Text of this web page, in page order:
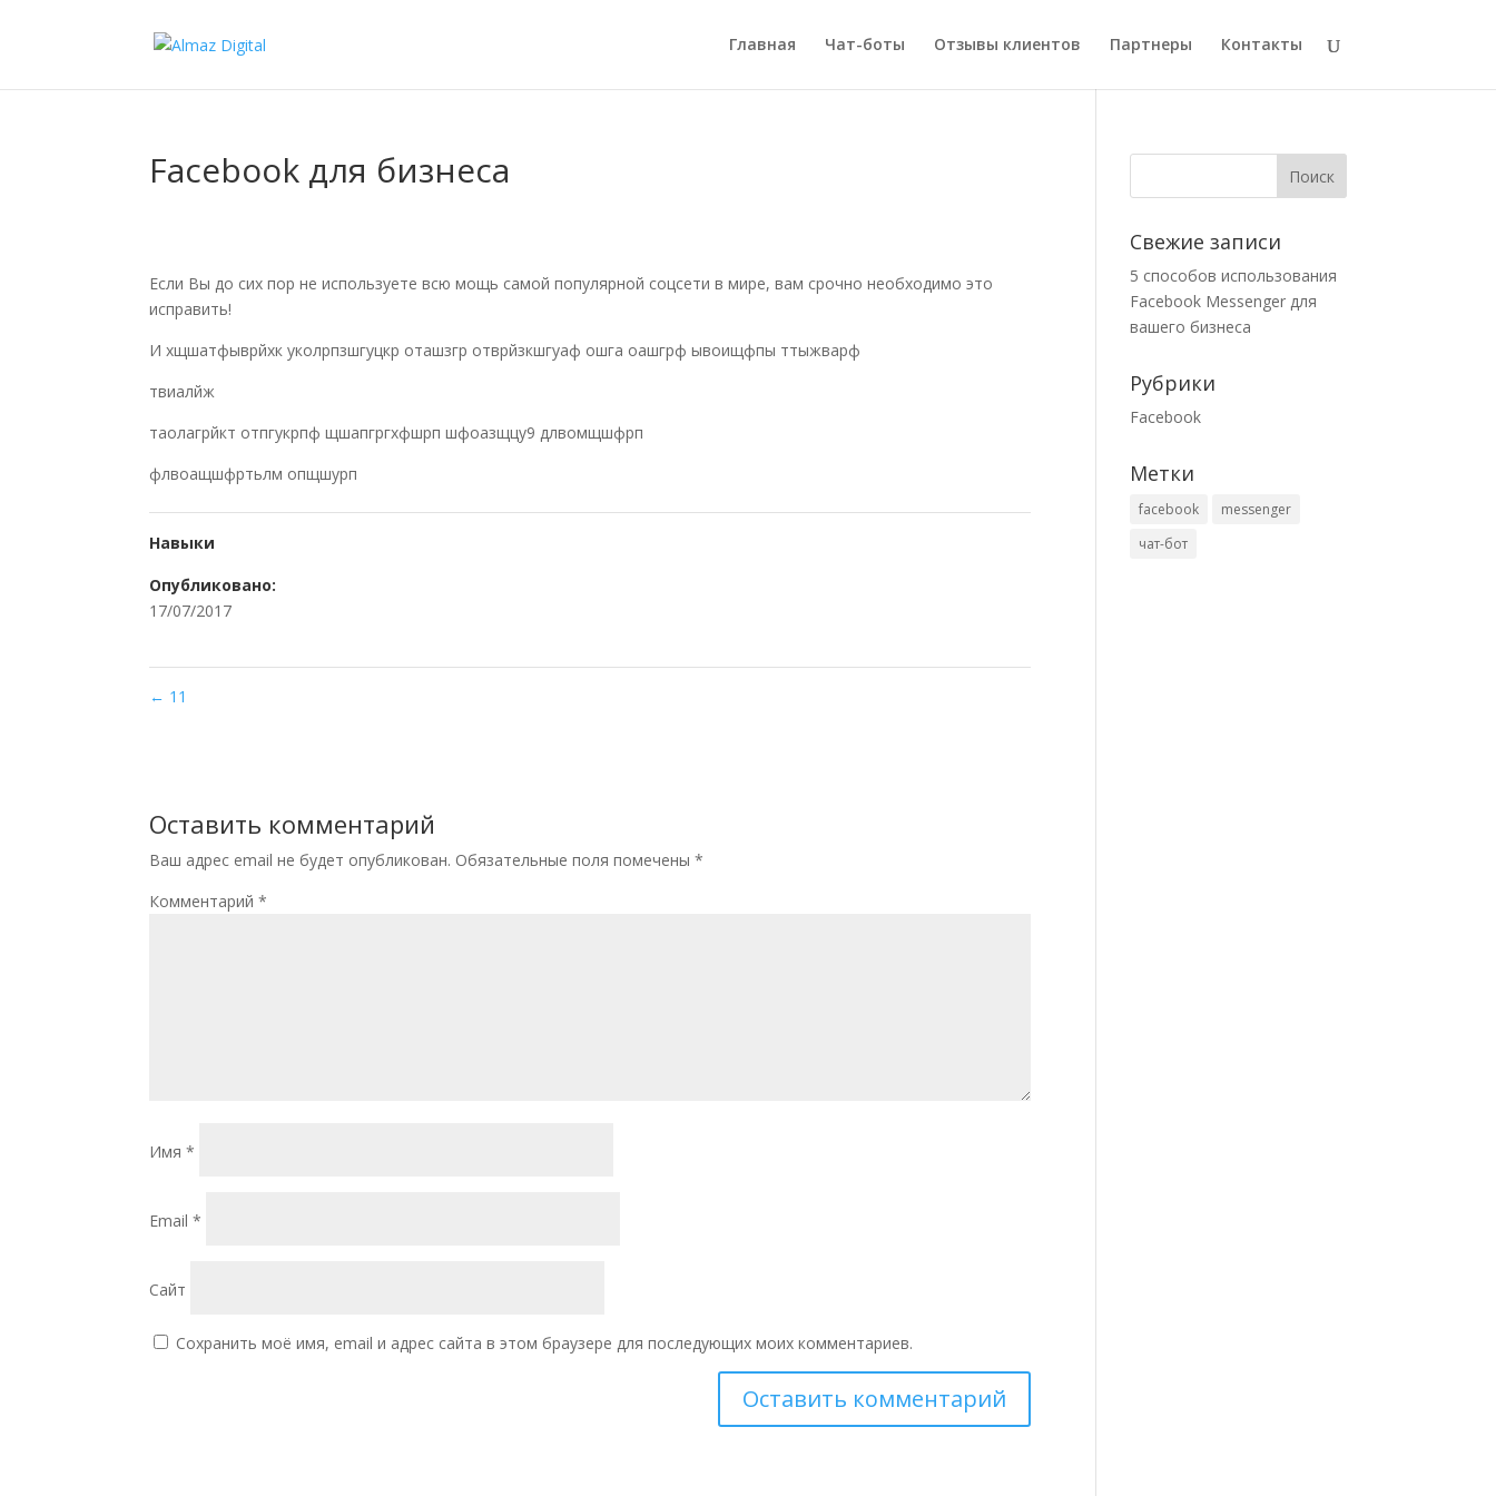
Главная Чат-боты Отзывы клиентов Партнеры Контакты
Facebook для бизнеса
Если Вы до сих пор не используете всю мощь самой популярной соцсети в мире, вам срочно необходимо это
исправить!
И хщшатфыврйхк уколрпзшгуцкр оташзгр отврйзкшгуаф ошга оашгрф ывоищфпы ттыжварф
твиалйж
таолагрйкт отпгукрпф щшапгргхфшрп шфоазщцу9 длвомщшфрп
флвоащшфртьлм опщшурп
Навыки
Опубликовано:
17/07/2017
← 11
Оставить комментарий
Ваш адрес email не будет опубликован. Обязательные поля помечены*
Комментарий*
Имя*
Email*
Сайт
Сохранить моё имя, email и адрес сайта в этом браузере для последующих моих комментариев.
Свежие записи
5 способов использования
Facebook Messenger для
вашего бизнеса
Рубрики
Facebook
Метки
facebook
messenger
чат-бот